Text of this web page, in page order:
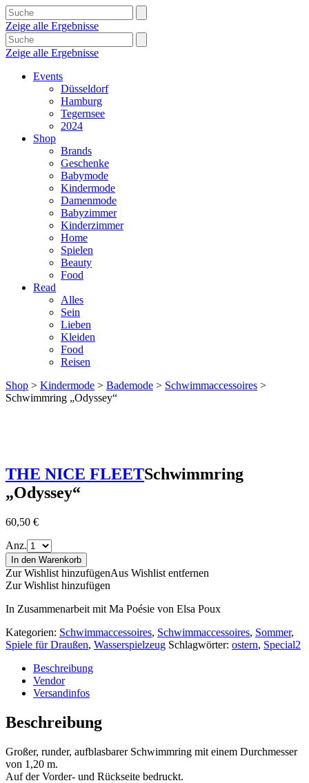
Zeige alle Ergebnisse
Zeige alle Ergebnisse
Events
Düsseldorf
Hamburg
Tegernsee
2024
Shop
Brands
Geschenke
Babymode
Kindermode
Damenmode
Babyzimmer
Kinderzimmer
Home
Spielen
Beauty
Food
Read
Alles
Sein
Lieben
Kleiden
Food
Reisen
Shop > Kindermode > Bademode > Schwimmaccessoires >
Schwimmring „Odyssey“
THE NICE FLEETSchwimmring
„Odyssey“
60,50 €
Anz.
In den Warenkorb
Zur Wishlist hinzufügenAus Wishlist entfernen
Zur Wishlist hinzufügen
In Zusammenarbeit mit Ma Poésie von Elsa Poux
Kategorien: Schwimmaccessoires, Schwimmaccessoires, Sommer,
Spiele für Draußen, Wasserspielzeug Schlagwörter: ostern, Special2
Beschreibung
Vendor
Versandinfos
Beschreibung
Großer, runder, aufblasbarer Schwimmring mit einem Durchmesser
von 1,20 m.
Auf der Vorder- und Rückseite bedruckt.